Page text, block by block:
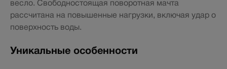
весло. Свободностоящая поворотная мачта
рассчитана на повышенные нагрузки, включая удар о
поверхность воды.
Уникальные особенности